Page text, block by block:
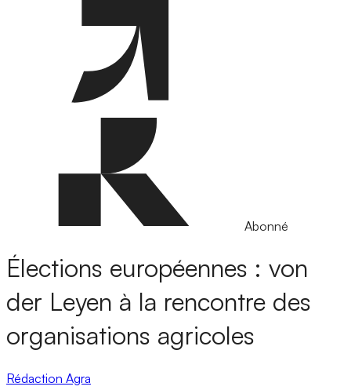
Abonné
Élections européennes : von
der Leyen à la rencontre des
organisations agricoles
Rédaction Agra